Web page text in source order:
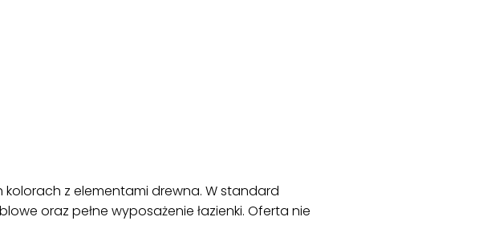
z elementami drewna. W standard
oraz pełne wyposażenie łazienki. Oferta nie